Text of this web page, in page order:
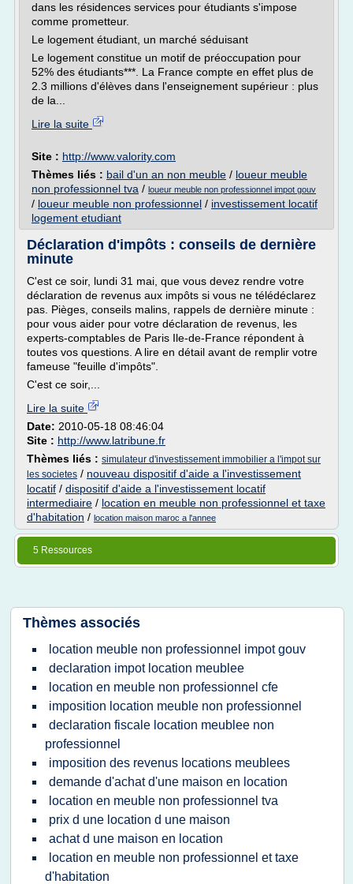
dans les résidences services pour étudiants s'impose
comme prometteur.
Le logement étudiant, un marché séduisant
Le logement constitue un motif de préoccupation pour
52% des étudiants***. La France compte en effet plus de
2.3 millions d'élèves dans l'enseignement supérieur : plus
de la...
Lire la suite
Site : http://www.valority.com
Thèmes liés : bail d'un an non meuble / loueur meuble
non professionnel tva / loueur meuble non professionnel impot gouv
/ loueur meuble non professionnel / investissement locatif
logement etudiant
Déclaration d'impôts : conseils de dernière
minute
C'est ce soir, lundi 31 mai, que vous devez rendre votre
déclaration de revenus aux impôts si vous ne télédéclarez
pas. Pièges, conseils malins, rappels de dernière minute :
pour vous aider pour votre déclaration de revenus, les
experts-comptables de Paris Ile-de-France répondent à
toutes vos questions. A lire en détail avant de remplir votre
fameuse "feuille d'impôts".
C'est ce soir,...
Lire la suite
Date: 2010-05-18 08:46:04
Site : http://www.latribune.fr
Thèmes liés : simulateur d'investissement immobilier a l'impot sur
les societes / nouveau dispositif d'aide a l'investissement
locatif / dispositif d'aide a l'investissement locatif
intermediaire / location en meuble non professionnel et taxe
d'habitation / location maison maroc a l'annee
5 Ressources
Thèmes associés
location meuble non professionnel impot gouv
declaration impot location meublee
location en meuble non professionnel cfe
imposition location meuble non professionnel
declaration fiscale location meublee non
professionnel
imposition des revenus locations meublees
demande d'achat d'une maison en location
location en meuble non professionnel tva
prix d une location d une maison
achat d une maison en location
location en meuble non professionnel et taxe
d'habitation